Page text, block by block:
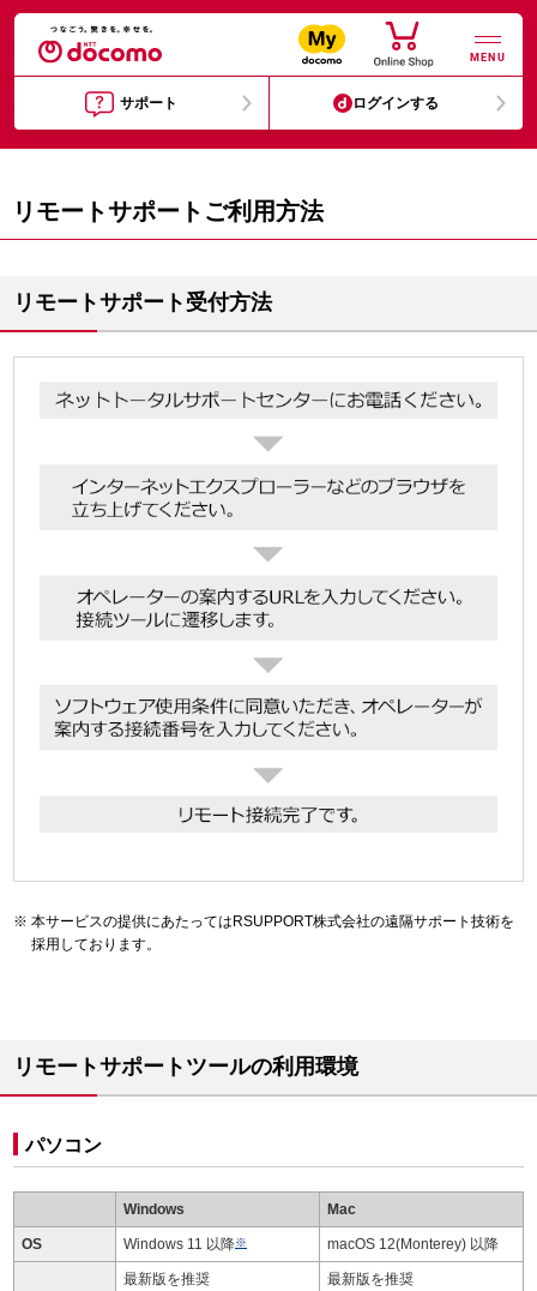
MENU
サポート ログインする
リモートサポートご利用方法
リモートサポート受付方法
本サービスの提供にあたってはRSUPPORT株式会社の遠隔サポート技術を
採用しております。
リモートサポートツールの利用環境
パソコン
Windows Mac
OS Windows 11 以降※ macOS 12(Monterey) 以降
最新版を推奨
最新版を推奨